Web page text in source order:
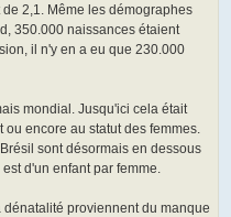
2,1. Même les démographes
350.000 naissances étaient
il n'y en a eu que 230.000
mondial. Jusqu'ici cela était
encore au statut des femmes.
sont désormais en dessous
d'un enfant par femme.
proviennent du manque